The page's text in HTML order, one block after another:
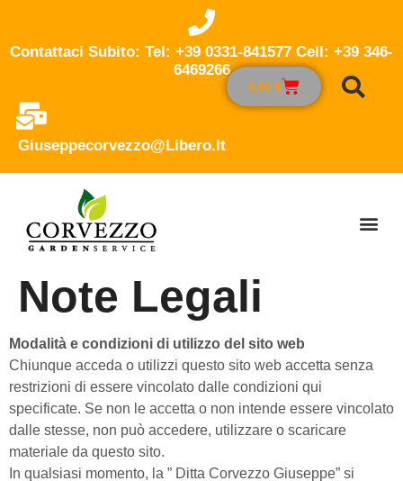
Contattaci Subito: Tel: +39 0331-841577 Cell: +39 346-
6469266
Giuseppecorvezzo@libero.it
0,00 €
Note Legali
Modalità e condizioni di utilizzo del sito web
Chiunque acceda o utilizzi questo sito web accetta senza
restrizioni di essere vincolato dalle condizioni qui
specificate. Se non le accetta o non intende essere vincolato
dalle stesse, non può accedere, utilizzare o scaricare
materiale da questo sito.
In qualsiasi momento, la ” Ditta Corvezzo Giuseppe” si